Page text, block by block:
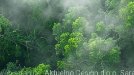
stranice:Aktuelno Design d.o.o.